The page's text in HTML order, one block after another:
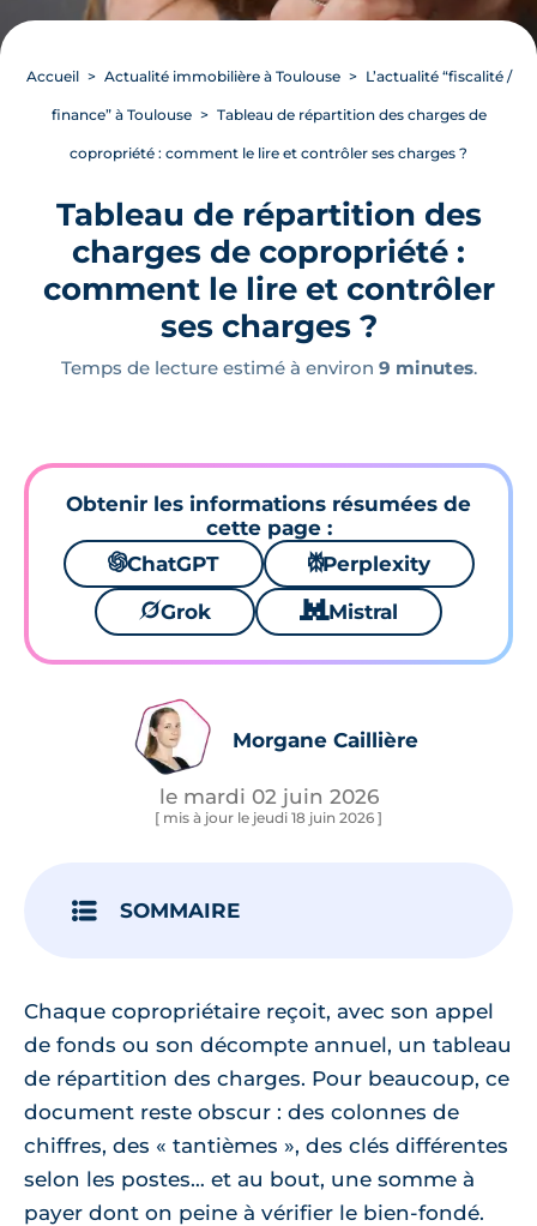
Accueil Actualité immobilière à Toulouse L’actualité “fiscalité /
finance” à Toulouse Tableau de répartition des charges de
copropriété : comment le lire et contrôler ses charges ?
Tableau de répartition des
charges de copropriété :
comment le lire et contrôler
ses charges ?
Temps de lecture estimé à environ 9 minutes.
Obtenir les informations résumées de
cette page :
🌌ChatGPT ⚙Perplexity
🪐Grok 🐱 Mistral
Morgane Caillière
le mardi 02 juin 2026
[ mis à jour le jeudi 18 juin 2026 ]
SOMMAIRE
Chaque copropriétaire reçoit, avec son appel
de fonds ou son décompte annuel, un tableau
de répartition des charges. Pour beaucoup, ce
document reste obscur : des colonnes de
chiffres, des « tantièmes », des clés différentes
selon les postes… et au bout, une somme à
payer dont on peine à vérifier le bien-fondé.